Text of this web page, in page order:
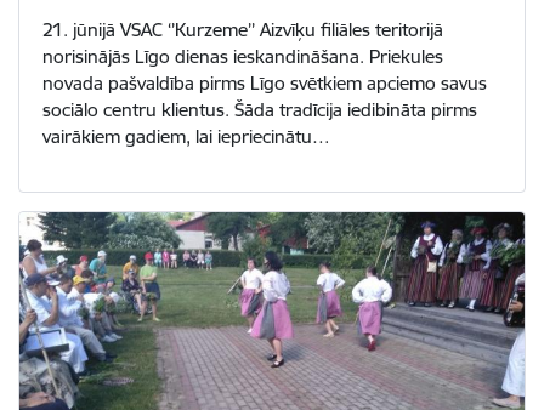
21. jūnijā VSAC ‘’Kurzeme’’ Aizvīķu filiāles teritorijā
norisinājās Līgo dienas ieskandināšana. Priekules
novada pašvaldība pirms Līgo svētkiem apciemo savus
sociālo centru klientus. Šāda tradīcija iedibināta pirms
vairākiem gadiem, lai iepriecinātu…